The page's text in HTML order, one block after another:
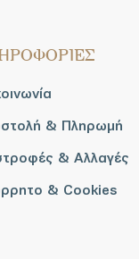
& Πληρωμή
& Αλλαγές
& Cookies